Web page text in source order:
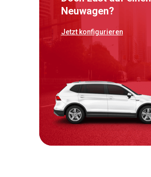
Neuwagen?
Jetzt konfigurieren